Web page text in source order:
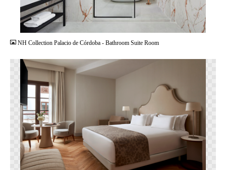
JPG
NH Collection Palacio de Córdoba - Bathroom Suite Room